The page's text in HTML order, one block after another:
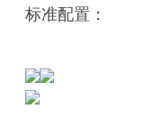
标准配置：